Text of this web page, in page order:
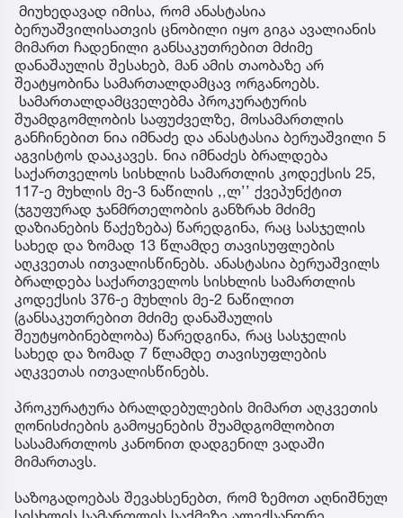
მიუხედავად იმისა, რომ ანასტასია
ბერუაშვილისათვის ცნობილი იყო გიგა ავალიანის
მიმართ ჩადენილი განსაკუთრებით მძიმე
დანაშაულის შესახებ, მან ამის თაობაზე არ
შეატყობინა სამართალდამცავ ორგანოებს.
სამართალდამცველებმა პროკურატურის
შუამდგომლობის საფუძველზე, მოსამართლის
განჩინებით ნია იმნაძე და ანასტასია ბერუაშვილი 5
აგვისტოს დააკავეს. ნია იმნაძეს ბრალდება
საქართველოს სისხლის სამართლის კოდექსის 25,
117-ე მუხლის მე-3 ნაწილის ,,ლ’’ ქვეპუნქტით
(ჯგუფურად ჯანმრთელობის განზრახ მძიმე
დაზიანების წაქეზება) წარედგინა, რაც სასჯელის
სახედ და ზომად 13 წლამდე თავისუფლების
აღკვეთას ითვალისწინებს. ანასტასია ბერუაშვილს
ბრალდება საქართველოს სისხლის სამართლის
კოდექსის 376-ე მუხლის მე-2 ნაწილით
(განსაკუთრებით მძიმე დანაშაულის
შეუტყობინებლობა) წარედგინა, რაც სასჯელის
სახედ და ზომად 7 წლამდე თავისუფლების
აღკვეთას ითვალისწინებს.
პროკურატურა ბრალდებულების მიმართ აღკვეთის
ღონისძიების გამოყენების შუამდგომლობით
სასამართლოს კანონით დადგენილ ვადაში
მიმართავს.
საზოგადოებას შევახსენებთ, რომ ზემოთ აღნიშნულ